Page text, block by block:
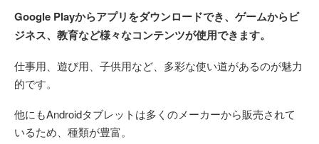
Google Playからアプリをダウンロードでき、ゲームからビ
ジネス、教育など様々なコンテンツが使用できます。
仕事用、遊び用、子供用など、多彩な使い道があるのが魅力
的です。
他にもAndroidタブレットは多くのメーカーから販売されて
いるため、種類が豊富。